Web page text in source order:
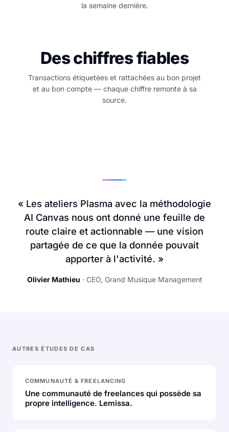
la semaine dernière.
Des chiffres fiables
Transactions étiquetées et rattachées au bon projet
et au bon compte — chaque chiffre remonte à sa
source.
« Les ateliers Plasma avec la méthodologie
AI Canvas nous ont donné une feuille de
route claire et actionnable — une vision
partagée de ce que la donnée pouvait
apporter à l'activité. »
Olivier Mathieu · CEO, Grand Musique Management
AUTRES ÉTUDES DE CAS
COMMUNAUTÉ & FREELANCING
Une communauté de freelances qui possède sa
propre intelligence. Lemissa.